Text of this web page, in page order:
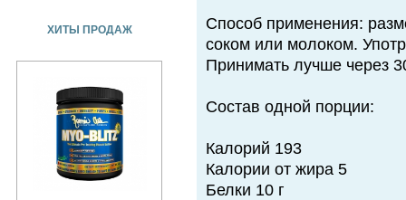
ХИТЫ ПРОДАЖ
Способ применения:
соком или молоком.
Принимать лучше через
Состав одной порции:
Калорий 193
Калории от жира 5
Белки 10 г